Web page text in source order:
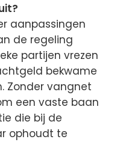
aanpassingen
de regeling
partijen vrezen
bekwame
Zonder vangnet
een vaste baan
die bij de
ophoudt te